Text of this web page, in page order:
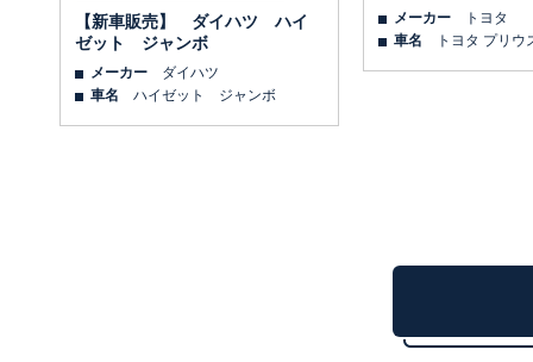
【新車販売】 ダイハツ ハイ
ゼット ジャンボ
メーカー
ダイハツ
車名
ハイゼット ジャンボ
メーカー
トヨタ
車名
トヨタ プリウ